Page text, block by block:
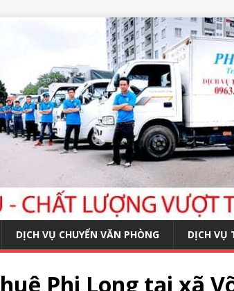
DỊCH VỤ CHUYỂN VĂN PHÒNG DỊCH VỤ
Phi Long tại xã